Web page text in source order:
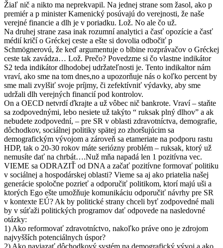
Žiaľ nič a nikto ma neprekvapil. Na jednej strane som žasol, ako p
premiér a p minister Kamenický posúvajú do verejnosti, že naše
verejné financie a dlh je v poriadku. Lož. No ale čo už.
Na druhej strane zasa inak rozumní analytici a časť opozície a časť
médií kričí o Gréckej ceste a ešte si dovolia odbočiť p
Schmögnerovú, že keď argumentuje o blbine rozprávačov o Gréckej
ceste tak zavádza… Lož. Prečo? Povedzme si čo vlastne indikátor
S2 teda indikátor dlhodobej udržateľnosti je. Tento indikaltor nám
vraví, ako sme na tom dnes,no a upozorňuje nás o koľko percent by
sme mali zvylšiť svoje príjmy, či zefektívniť výdavky, aby sme
udržali dlh verejných financií pod kontrolov.
On a OECD netvrdí ďkrajte a už vôbec nič bankrote. Vraví – staňte
sa zodpovednými, lebo nesiete už takýto “ ruksak plný dlhov” a ak
nebudete zodpovední, – pre SR v oblasti zdravotníctva, demografie,
dôchodkov, sociálnej politiky spätej zo zhoršujúcim sa
demografickým vývojom a zároveň sa etameriate na podporu rastu
HDP, tak o 20-30 rokov máte seriózny problém – ruksak, ktorý už
nemusíte dať na chrbát….Nuž mňa napadá len 1 pozitívna vec.
VIEME sa ODRAZIŤ od DNA a začať pozitívne formovať politiku
v sociálnej a hospodárskej oblasti? Vieme sa aj ako priatelia našej
generácie spoločne pozrieť a odporučiť politikom, ktorí majú uši a
ktorých Ego ešte umožňuje komunikáciu odporučiť návrhy pre SR
v kontexte EÚ? Ak by politické strany chceli byť zodpovedné mali
by v súťaži politických programov dať odpovede na nasledovné
otázky:
1) Ako reformovať zdravotníctvo, nakoľko práve ono je zdrojom
najvyšších potenciálnych úspor?